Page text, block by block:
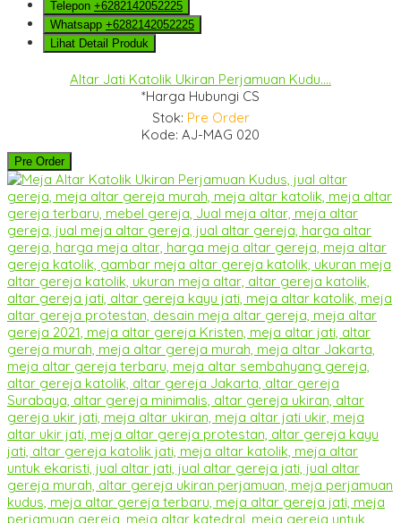
Telepon +6282142052225
Whatsapp +6282142052225
Lihat Detail Produk
Altar Jati Katolik Ukiran Perjamuan Kudu....
*Harga Hubungi CS
Stok: Pre Order
Kode: AJ-MAG 020
Pre Order